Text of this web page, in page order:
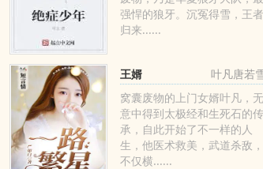
强悍的狼牙。沉冤得雪，王者
归来......
叶凡唐若
王婿
窝囊废物的上门女婿叶凡，无
意中得到太极经和生死石的传
承，自此开始了不一样的人
生，他医术救美，武道杀敌，
不仅横......